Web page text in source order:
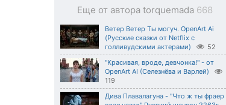
Еще от автора torquemada 668
Ветер Ветер Ты могуч. OpenArt Ai
(Русские сказки от Netflix с
голливудскими актерами)
52
"Красивая, вроде, девчонка!" - от
OpenArt AI (Селезнёва и Варлей)
119
Дива Плавалагуна - "Что ж ты фраер